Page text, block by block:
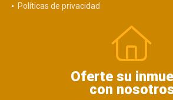
Políticas de privacidad
Oferte su
con